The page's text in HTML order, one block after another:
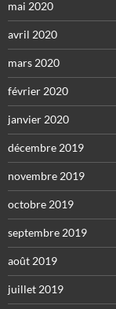
mai 2020
avril 2020
mars 2020
février 2020
janvier 2020
décembre 2019
novembre 2019
octobre 2019
septembre 2019
août 2019
juillet 2019